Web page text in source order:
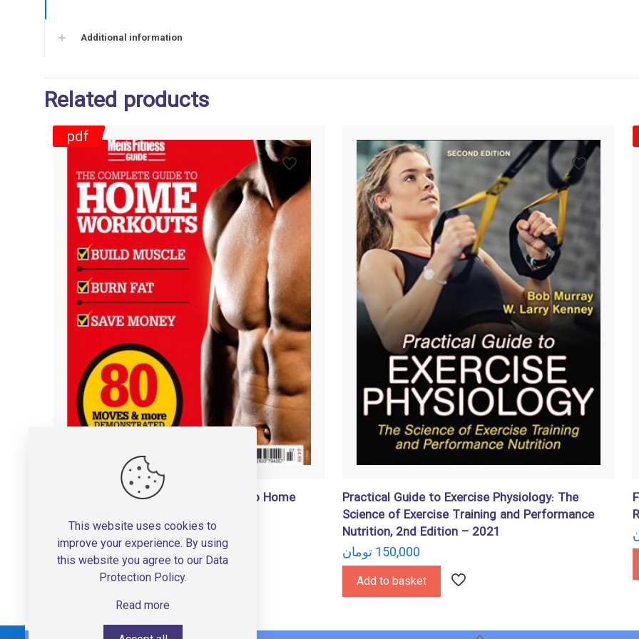
Additional information
Related products
Mens Fitness The Complete Guide To Home
150,000تومان
Add to basket
pdf
Practical Guide to Exercise Physiology: The
Science of Exercise Training and Performance
Nutrition, 2nd Edition – 2021
150,000 تومان
Add to basket
This website uses cookies to
improve your experience. By using
this website you agree to our Data
Protection Policy.
Read more